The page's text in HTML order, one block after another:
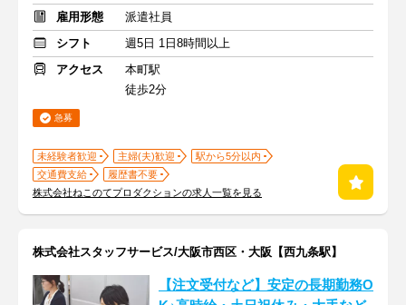
雇用形態
派遣社員
シフト
週5日 1日8時間以上
アクセス
本町駅
徒歩2分
急募
未経験者歓迎 主婦(夫)歓迎
駅から5分以内
交通費支給
履歴書不要
株式会社ねこのてプロダクションの求人一覧を見る
株式会社スタッフサービス/大阪市西区・大阪【西九条駅】
【注文受付など】安定の長期勤務O